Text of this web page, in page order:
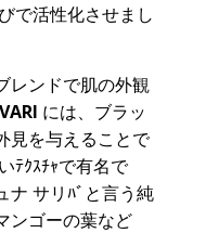
で活性化させまし
レンドで肌の外観
には、ブラッ
見を与えることで
ﾃｸｽﾁｬで有名で
ナ サリﾊﾞと言う純
ンゴーの葉など